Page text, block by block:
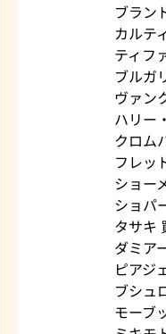
ブラン
カルテ
ティフ
ブルガ
ヴァン
ハリー
クロム
フレッ
ショー
ショパ
タサキ
ダミア
ピアジ
ブシュ
モーブ